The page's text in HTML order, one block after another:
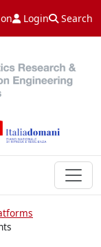
Login Search